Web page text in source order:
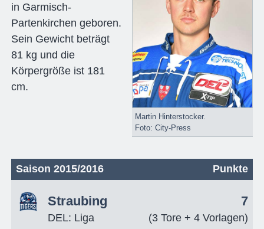
Martin Hinterstocker.
Foto: City-Press
in Garmisch-
Partenkirchen geboren.
Sein Gewicht beträgt
81 kg und die
Körpergröße ist 181
cm.
Saison 2015/2016 Punkte
Straubing
DEL: Liga
7
(3 Tore + 4 Vorlagen)